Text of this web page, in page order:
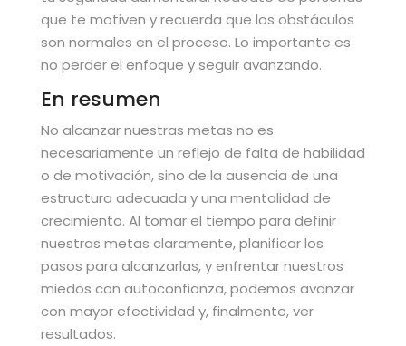
que te motiven y recuerda que los obstáculos
son normales en el proceso. Lo importante es
no perder el enfoque y seguir avanzando.
En resumen
No alcanzar nuestras metas no es
necesariamente un reflejo de falta de habilidad
o de motivación, sino de la ausencia de una
estructura adecuada y una mentalidad de
crecimiento. Al tomar el tiempo para definir
nuestras metas claramente, planificar los
pasos para alcanzarlas, y enfrentar nuestros
miedos con autoconfianza, podemos avanzar
con mayor efectividad y, finalmente, ver
resultados.